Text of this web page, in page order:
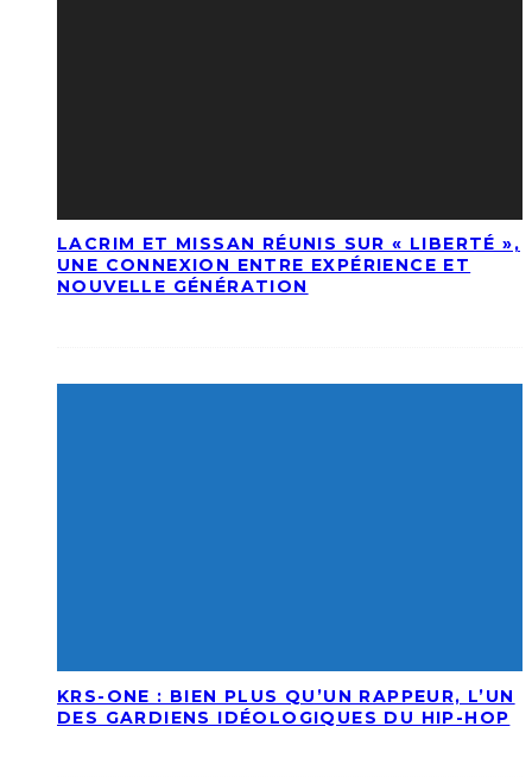
LACRIM ET MISSAN RÉUNIS SUR « LIBERTÉ »,
UNE CONNEXION ENTRE EXPÉRIENCE ET
NOUVELLE GÉNÉRATION
KRS-ONE : BIEN PLUS QU’UN RAPPEUR, L’UN
DES GARDIENS IDÉOLOGIQUES DU HIP-HOP